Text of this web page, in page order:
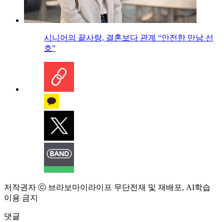
시니어의 끝사랑, 결혼보다 관계 “안전한 만남 선
호”
저작권자 ⓒ 브라보마이라이프 무단전재 및 재배포, AI학습
이용 금지
댓글